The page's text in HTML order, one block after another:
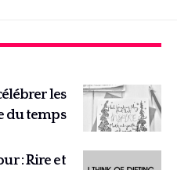
les
du temps
: Rire et